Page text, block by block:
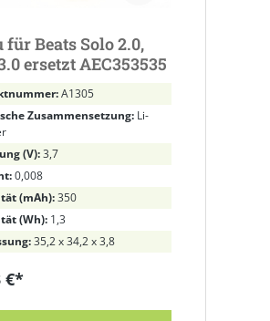
Beats Solo 2.0,
Solo 3.0 ersetzt AEC353535
A1305
Zusammensetzung: Li-
(V):3,7
0,008
(mAh):350
(Wh): 1,3
35,2 x 34,2 x 3,8
€*